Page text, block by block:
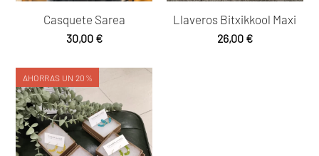
Casquete Sarea
30,00 €
Llaveros Bitxikkool Maxi
26,00 €
AHORRAS UN 20%